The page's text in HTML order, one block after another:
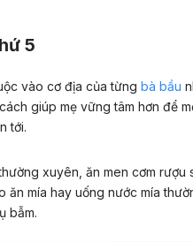
5
vào cơ địa của từng bà bầu
giúp mẹ vững tâm hơn để
tới.
xuyên, ăn men cơm rượu
ăn mía hay uống nước mía
bẫm.